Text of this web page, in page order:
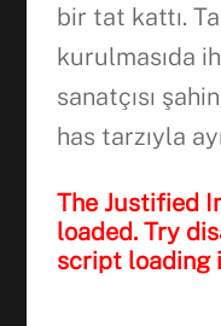
bir tat kattı.
kurulmasıda
sanatçısı
has tarzıyla
The Justified
loaded. Try
script loading